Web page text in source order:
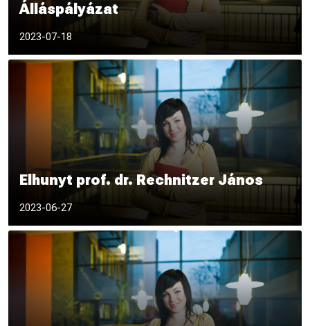
Álláspályázat
2023-07-18
Elhunyt prof. dr. Rechnitzer János
2023-06-27